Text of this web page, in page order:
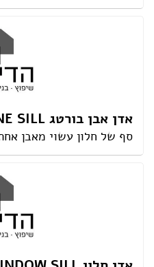
אדן אבן בורטג STONE SILL
סף של חלון עשוי מאבן